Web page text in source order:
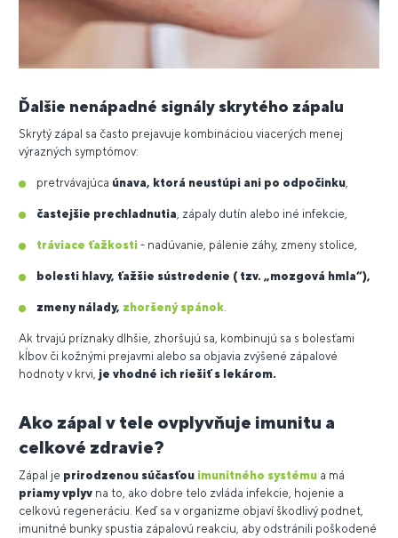
Ďalšie nenápadné signály skrytého zápalu
Skrytý zápal sa často prejavuje kombináciou viacerých menej
výrazných symptómov:
pretrvávajúca únava, ktorá neustúpi ani po odpočinku
častejšie prechladnutia , zápaly dutín alebo iné infekcie,
tráviace ťažkosti - nadúvanie, pálenie záhy, zmeny stolice,
bolesti hlavy, ťažšie sústredenie ( tzv. „mozgová hmla“),
zmeny nálady, zhoršený spánok
Ak trvajú príznaky dlhšie, zhoršujú sa, kombinujú sa s bolesťami
kĺbov či kožnými prejavmi alebo sa objavia zvýšené zápalové
hodnoty v krvi, je vhodné ich riešiť s lekárom.
Ako zápal v tele ovplyvňuje imunitu a
celkové zdravie?
Zápal je prirodzenou súčasťou imunitného systému a má
priamy vplyv na to, ako dobre telo zvláda infekcie, hojenie a
celkovú regeneráciu. Keď sa v organizme objaví škodlivý podnet,
imunitné bunky spustia zápalovú reakciu, aby odstránili poškodené